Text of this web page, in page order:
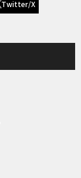
Twitter/X